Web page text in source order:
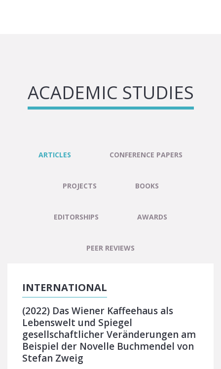
ACADEMIC STUDIES
ARTICLES CONFERENCE PAPERS
PROJECTS BOOKS
EDITORSHIPS AWARDS
PEER REVIEWS
INTERNATIONAL
(2022) Das Wiener Kaffeehaus als
Lebenswelt und Spiegel
gesellschaftlicher Veränderungen am
Beispiel der Novelle Buchmendel von
Stefan Zweig